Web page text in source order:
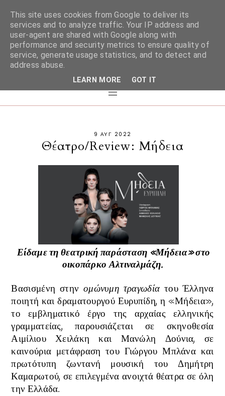
9 ΑΥΓ 2022
Θέατρο/Review: Μήδεια
Είδαμε τη θεατρική παράσταση «Μήδεια» στο
οικοπάρκο Αλτιναλμάζη.
Βασισμένη στην ομώνυμη τραγωδίατου Έλληνα
ποιητή και δραματουργού Ευρυπίδη, η «Μήδεια»,
το εμβληματικό έργο της αρχαίας ελληνικής
γραμματείας, παρουσιάζεται σε σκηνοθεσία
Αιμίλιου Χειλάκη και Μανώλη Δούνια, σε
καινούρια μετάφραση του Γιώργου Μπλάνα και
πρωτότυπη ζωντανή μουσική του Δημήτρη
Καμαρωτού, σε επιλεγμένα ανοιχτά θέατρα σε όλη
την Ελλάδα.
This site uses cookies from Google to deliver its
services and to analyze traffic. Your IP address and
user-agent are shared with Google along with
performance and security metrics to ensure quality of
service, generate usage statistics, and to detect and
address abuse.
LEARN MORE GOT IT